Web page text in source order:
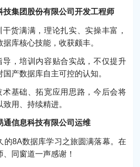
集团股份有限公司开发工程师
货满满，理论扎实、实操丰富，
库核心技能，收获颇丰。
导，培训内容贴合实战，不仅提升
产数据库自主可控的认知。
基础、拓宽应用思路，今后会将
用、持续精进。
信息科技有限公司运维
的8A数据库学习之旅圆满落幕。在
同窗道一声感谢！